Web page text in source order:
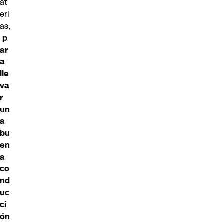
eri
as,
p
ar
a
lle
va
r
un
a
bu
en
a
co
nd
uc
ci
ón